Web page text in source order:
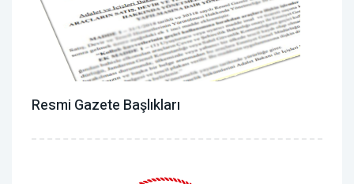
Resmi Gazete Başlıkları